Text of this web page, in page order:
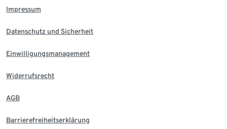
Impressum
Datenschutz und Sicherheit
Einwilligungsmanagement
Widerrufsrecht
AGB
Barrierefreiheitserklärung